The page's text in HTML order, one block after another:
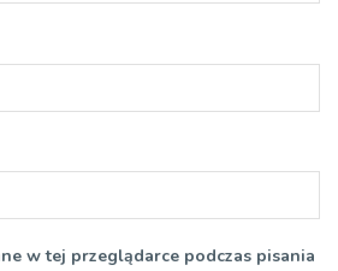
w tej przeglądarce podczas pisania